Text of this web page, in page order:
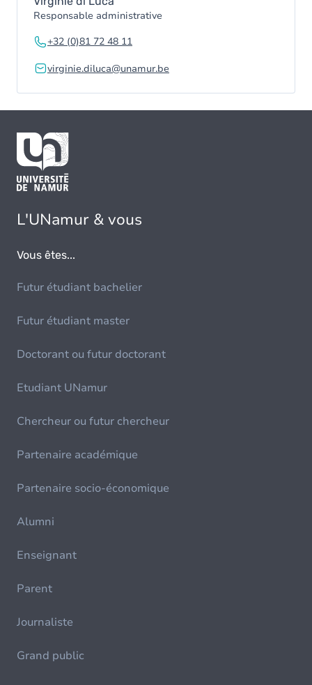
Responsable administrative
+32 (0)81 72 48 11
virginie.diluca@unamur.be
L'UNamur & vous
Vous êtes...
Futur étudiant bachelier
Futur étudiant master
Doctorant ou futur doctorant
Etudiant UNamur
Chercheur ou futur chercheur
Partenaire académique
Partenaire socio-économique
Alumni
Enseignant
Parent
Journaliste
Grand public